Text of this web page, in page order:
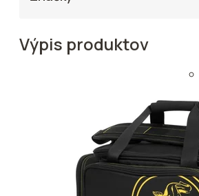
Výpis produktov